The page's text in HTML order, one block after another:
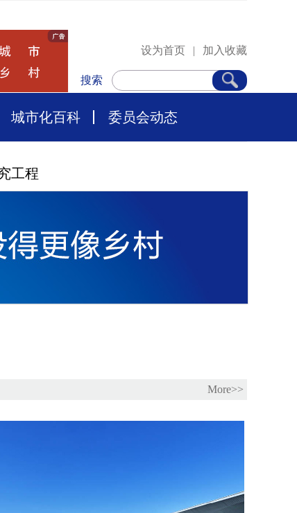
设为首页 | 加入收藏
搜索
城市化百科 委员会动态
工程
More>>